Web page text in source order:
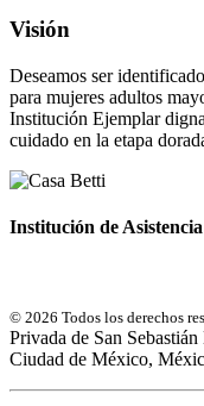
Visión
Deseamos ser
para mujeres adultos
Institución Ejemplar
cuidado en la etapa
Institución de
© 2026 Todos los derechos
Privada de San
Ciudad de México,